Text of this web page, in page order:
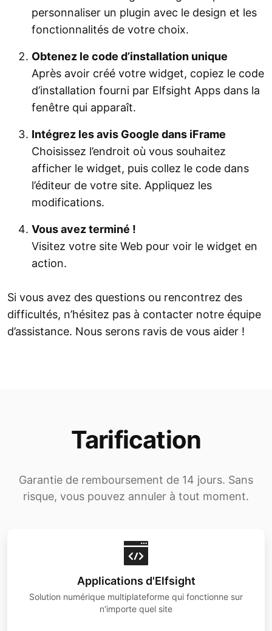
personnaliser un plugin avec le design et les
fonctionnalités de votre choix.
Obtenez le code d’installation unique
Après avoir créé votre widget, copiez le code
d’installation fourni par Elfsight Apps dans la
fenêtre qui apparaît.
Intégrez les avis Google dans iFrame
Choisissez l’endroit où vous souhaitez
afficher le widget, puis collez le code dans
l’éditeur de votre site. Appliquez les
modifications.
Vous avez terminé !
Visitez votre site Web pour voir le widget en
action.
Si vous avez des questions ou rencontrez des
difficultés, n’hésitez pas à contacter notre équipe
d’assistance. Nous serons ravis de vous aider !
Tarification
Garantie de remboursement de 14 jours. Sans
risque, vous pouvez annuler à tout moment.
Applications d'Elfsight
Solution numérique multiplateforme qui fonctionne sur
n'importe quel site